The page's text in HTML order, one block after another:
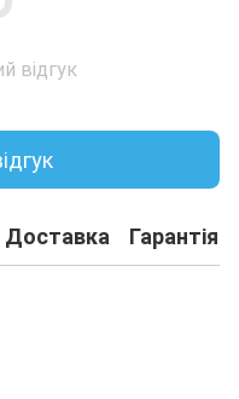
відгук
Доставка Гарантія